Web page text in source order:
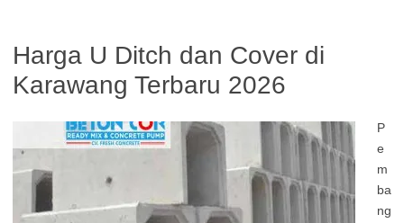
Harga U Ditch dan Cover di
Karawang Terbaru 2026
P
e
m
ba
ng